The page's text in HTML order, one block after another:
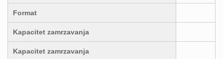
Format
Kapacitet zamrzavanja
Kapacitet zamrzavanja